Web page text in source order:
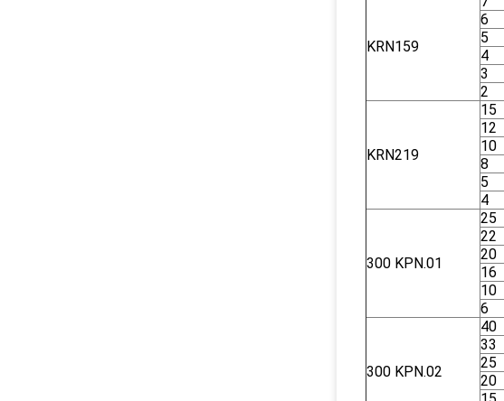
KRN159
6
5
4
3
2
KRN219
15
12
10
8
5
4
300 ΚΡΝ.01
25
22
20
16
10
6
300 ΚΡΝ.02
40
33
25
20